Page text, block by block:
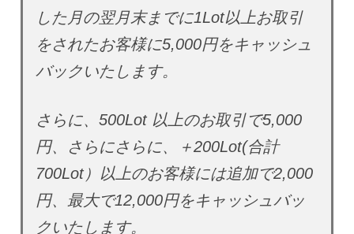
した月の翌月末までに1Lot以上お取引
をされたお客様に5,000円をキャッシュ
バックいたします。
さらに、500Lot 以上のお取引で5,000
円、さらにさらに、＋200Lot(合計
700Lot）以上のお客様には追加で2,000
円、最大で12,000円をキャッシュバッ
クいたします。